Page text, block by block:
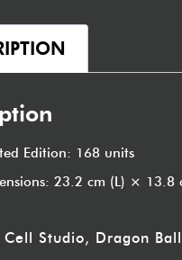
Edition: 168 units
23.2 cm (L) × 13.8
Cell Studio, Dragon Ball